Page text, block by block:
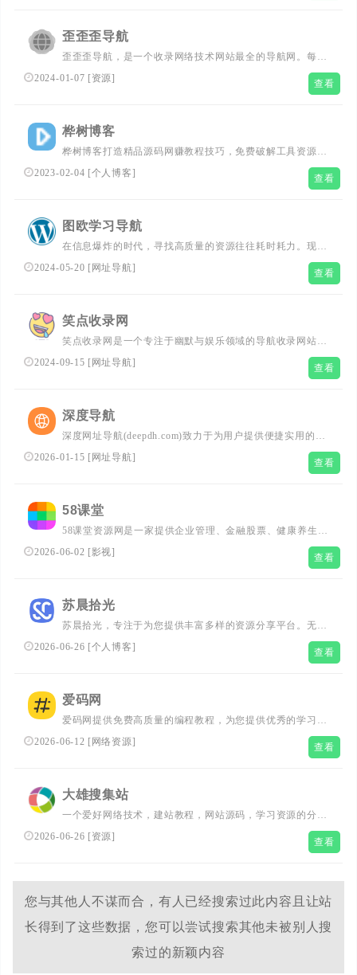
源网不断汇聚更多优秀CG作品，供交流学习分享欣赏。
歪歪歪导航
歪歪歪导航，是一个收录网络技术网站最全的导航网。每天
同步更新全网技术类资源站发布的最新内容，这里是您学习
网络技术的最佳起点。我们提供丰富的网络技术学习资源网
2024-01-07 [资源] 查看
桦树博客
桦树博客打造精品源码网赚教程技巧，免费破解工具资源以
及网站源码分享，汇集最全网络技术学习资源等。
2023-02-04 [个人博客] 查看
图欧学习导航
在信息爆炸的时代，寻找高质量的资源往往耗时耗力。现
在，有了B站图欧君的资源宝库，你可以轻松获取免费的学
习资料、生活指南、办公素材，以及丰富的娱乐影视和软件
索无限可能，为你的学习和生活增添色彩！
2024-05-20 [网址导航] 查看
笑点收录网
笑点收录网是一个专注于幽默与娱乐领域的导航收录网站。
汇集了互联网上最热门、最受欢迎的优质资源站点。无论是
幽默笑话、优质导航、学习资源还是科技领域，你都可以在
网址存储和查询服务，同时提供最全的优秀名站导航。
2024-09-15 [网址导航] 查看
深度导航
深度网址导航(deepdh.com)致力于为用户提供便捷实用的网
址导航服务，分享优质实用的互联网资源。收录网站涵盖影
音动漫、办公工具、媒体素材、AI工具、软件应用、站长工
2026-01-15 [ 网址导航] 查看
58课堂
58课堂资源网是一家提供企业管理、金融股票、健康养生、
个人提升、两性情感、亲子教育、平面设计、网络赚钱、易
2026-06-02 [影视] 查看
苏晨拾光
苏晨拾光，专注于为您提供丰富多样的资源分享平台。无论
您是寻找学习资料、实用工具还是行业资讯，这里都能满足
您的需求。我们精选并整理了大量优质资源，让您能够轻松
2026-06-26 [个人博客] 查看
爱码网
爱码网提供免费高质量的编程教程，为您提供优秀的学习资
源，帮助您轻松掌握编程技能。
2026-06-12 [ 网络资源] 查看
大雄搜集站
一个爱好网络技术，建站教程，网站源码，学习资源的分享
平台。
2026-06-26 [资源] 查看
您与其他人不谋而合，有人已经搜索过此内容且让站
长得到了这些数据，您可以尝试搜索其他未被别人搜
索过的新颖内容